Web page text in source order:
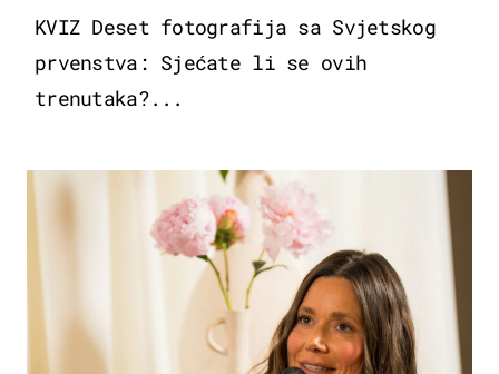
KVIZ Deset fotografija sa Svjetskog
prvenstva: Sjećate li se ovih
trenutaka?...
MODA & LJEPOTA